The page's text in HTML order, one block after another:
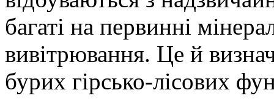
багаті на первинні
вивітрювання. Це й
бурих гірсько-лісових